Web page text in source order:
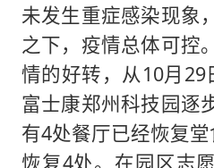
未发生重症感染现象
之下，疫情总体可控
情的好转，从10月29
富士康郑州科技园逐
有4处餐厅已经恢复
恢复4处。在园区志